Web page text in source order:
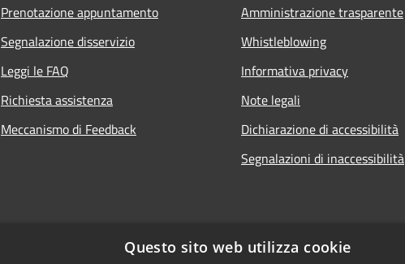
Prenotazione appuntamento
Segnalazione disservizio
Leggi le FAQ
Richiesta assistenza
Meccanismo di Feedback
Amministrazione trasparente
Whistleblowing
Informativa privacy
Note legali
Dichiarazione di accessibilità
Segnalazioni di inaccessibilità
Questo sito web utilizza cookie